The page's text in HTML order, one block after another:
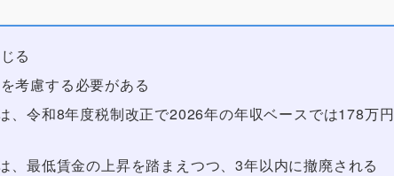
る
考慮する必要がある
、令和8年度税制改正で2026年の年収ベースでは178万円
、最低賃金の上昇を踏まえつつ、3年以内に撤廃される